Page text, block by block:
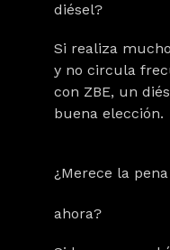
diésel?
Si realiza
y no circula
con ZBE, un
buena elección.
¿Merece la
ahora?